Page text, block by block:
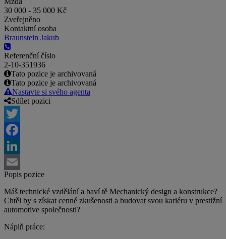
30 000 - 35 000 Kč
Zveřejněno
Kontaktní osoba
Braunstein Jakub
Referenční číslo
2-10-351936
Tato pozice je archivovaná
Tato pozice je archivovaná
Nastavte si svého agenta
Sdílet pozici
Twitter
Facebook
LinkedIn
Email
Popis pozice
Máš technické vzdělání a baví tě Mechanický design a konstrukce?
Chtěl by s získat cenné zkušenosti a budovat svou kariéru v prestižní
automotive společnosti?
Náplň práce: